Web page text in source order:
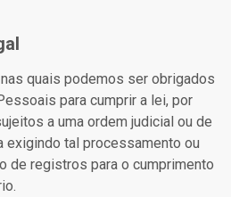
quais podemos ser obrigados
para cumprir a lei, por
a uma ordem judicial ou de
exigindo tal processamento ou
de registros para o cumprimento